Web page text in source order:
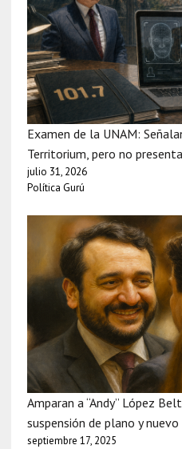
Examen de la UNAM:
Territorium, pero no
julio 31, 2026
Política Gurú
Amparan a “Andy” López
suspensión de plano y
septiembre 17, 2025